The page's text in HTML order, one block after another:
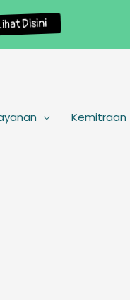
Kemitraan
Disini